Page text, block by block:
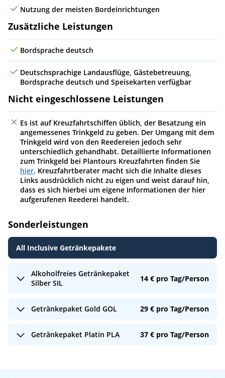
Nutzung der meisten Bordeinrichtungen
Zusätzliche Leistungen
Bordsprache deutsch
Deutschsprachige Landausflüge, Gästebetreuung,
Bordsprache deutsch und Speisekarten verfügbar
Nicht eingeschlossene Leistungen
Es ist auf Kreuzfahrtschiffen üblich, der Besatzung ein
angemessenes Trinkgeld zu geben. Der Umgang mit dem
Trinkgeld wird von den Reedereien jedoch sehr
unterschiedlich gehandhabt. Detaillierte Informationen
zum Trinkgeld bei Plantours Kreuzfahrten finden Sie
hier. Kreuzfahrtberater macht sich die Inhalte dieses
Links ausdrücklich nicht zu eigen und weist darauf hin,
dass es sich hierbei um eigene Informationen der hier
aufgerufenen Reederei handelt.
Sonderleistungen
All Inclusive Getränkepakete
Alkoholfreies Getränkepaket
Silber SIL
14 € pro Tag/Person
Bars, Buffet-Restaurant und Restaurant: Glasweiser
Mineralwasser (still/mit Kohlensäure); Softdrinks
Getränkepaket Gold GOL 29 € pro Tag/Person
Bars, Buffet-Restaurant und Restaurant: Alle
Getränkepaket Platin PLA 37 € pro Tag/Person